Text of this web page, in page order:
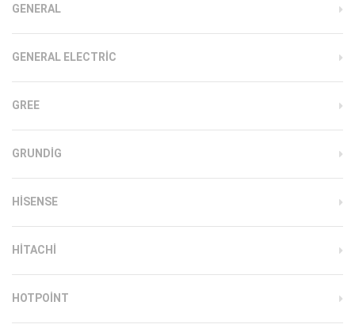
GENERAL
GENERAL ELECTRIC
GREE
GRUNDIG
HISENSE
HITACHI
HOTPOINT